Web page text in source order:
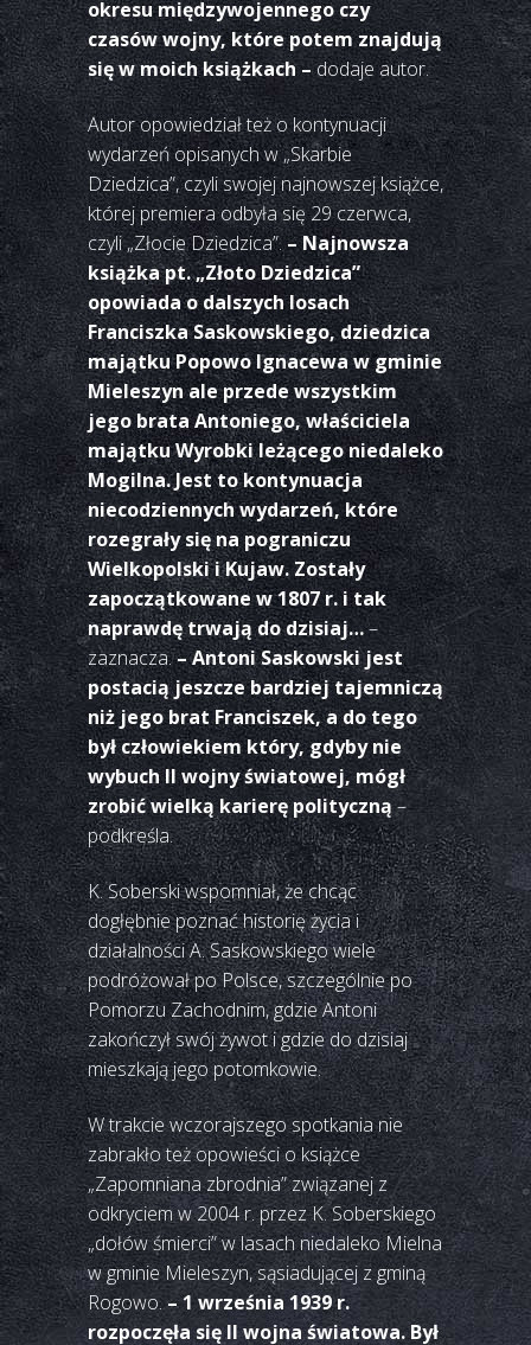
okresu międzywojennego czy
czasów wojny, które potem znajdują
się w moich książkach –dodaje autor.
Autor opowiedział też o kontynuacji
wydarzeń opisanych w „Skarbie
Dziedzica”, czyli swojej najnowszej książce,
której premiera odbyła się 29 czerwca,
czyli „Złocie Dziedzica”.– Najnowsza
książka pt. „Złoto Dziedzica”
opowiada o dalszych losach
Franciszka Saskowskiego, dziedzica
majątku Popowo Ignacewa w gminie
Mieleszyn ale przede wszystkim
jego brata Antoniego, właściciela
majątku Wyrobki leżącego niedaleko
Mogilna. Jest to kontynuacja
niecodziennych wydarzeń, które
rozegrały się na pograniczu
Wielkopolski i Kujaw. Zostały
zapoczątkowane w 1807 r. i tak
naprawdę trwają do dzisiaj…–
zaznacza.– Antoni Saskowski jest
postacią jeszcze bardziej tajemniczą
niż jego brat Franciszek, a do tego
był człowiekiem który, gdyby nie
wybuch II wojny światowej, mógł
zrobić wielką karierę polityczną–
podkreśla.
K. Soberski wspomniał, że chcąc
dogłębnie poznać historię życia i
działalności A. Saskowskiego wiele
podróżował po Polsce, szczególnie po
Pomorzu Zachodnim, gdzie Antoni
zakończył swój żywot i gdzie do dzisiaj
mieszkają jego potomkowie.
W trakcie wczorajszego spotkania nie
zabrakło też opowieści o książce
„Zapomniana zbrodnia” związanej z
odkryciem w 2004 r. przez K. Soberskiego
„dołów śmierci” w lasach niedaleko Mielna
w gminie Mieleszyn, sąsiadującej z gminą
Rogowo.– 1 września 1939 r.
rozpoczęła się II wojna światowa. Był